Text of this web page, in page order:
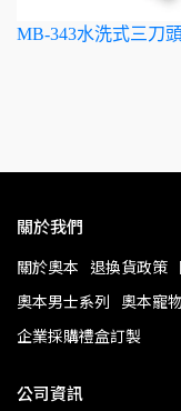
MB-343水洗式三刀
關於我們
關於奧本 退換貨政策
奧本男士系列 奧本寵
企業採購禮盒訂製
公司資訊